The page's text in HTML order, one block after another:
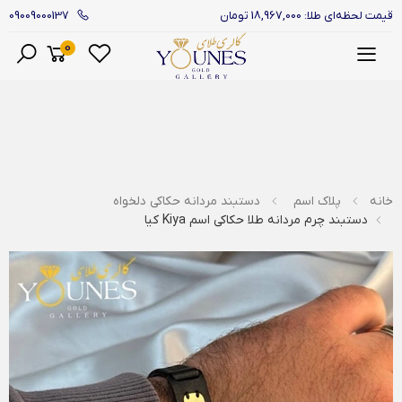
قیمت لحظه‌ای طلا: 18,967,000 تومان 09009000137
0
خانه پلاک اسم
دستبند مردانه حکاکی دلخواه
دستبند چرم مردانه طلا حکاکی اسم Kiya کیا